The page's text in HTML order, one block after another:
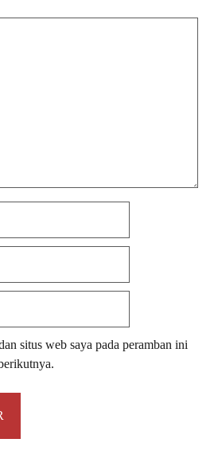
situs web saya pada peramban ini